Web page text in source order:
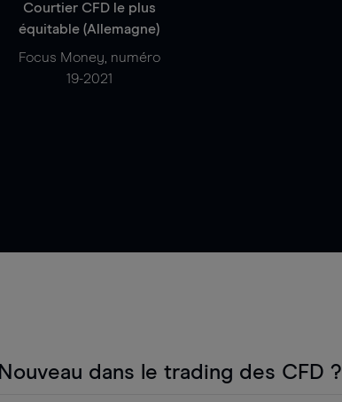
Courtier CFD le plus
équitable (Allemagne)
Focus Money, numéro
19-2021
Nouveau dans le trading des CFD ?